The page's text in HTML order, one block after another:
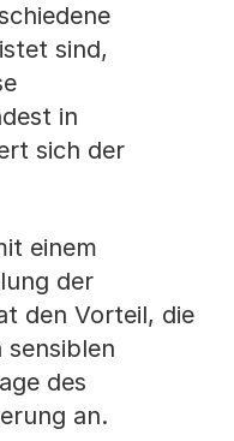
sind,
in
sich der
einem
der
den Vorteil, die
des
an.